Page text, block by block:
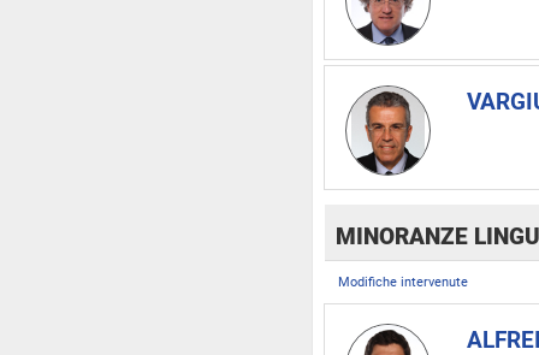
MINORANZE
Modifiche intervenute